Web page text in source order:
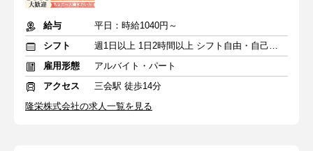
給与
平日：時給1040円～
シフト
週1日以上 1日2時間以上 シフト自由・自己申告
雇用形態
アルバイト・パート
アクセス
三会駅 徒歩14分
隆栄株式会社の求人一覧を見る